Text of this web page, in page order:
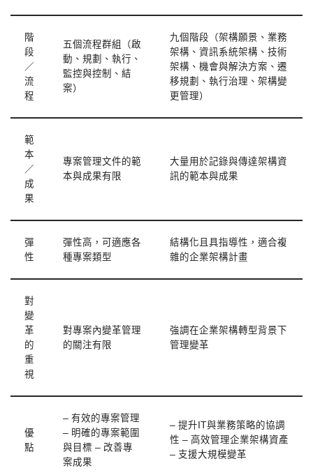
階
段
／
流
程
五個流程群組（啟
動、規劃、執行、
監控與控制、結
案）
九個階段（架構願景、業務
架構、資訊系統架構、技術
架構、機會與解決方案、遷
移規劃、執行治理、架構變
更管理）
範
本
／
成
果
專案管理文件的範
本與成果有限
大量用於記錄與傳達架構資
訊的範本與成果
彈
性
彈性高，可適應各
種專案類型
結構化且具指導性，適合複
雜的企業架構計畫
對
變
革
的
重
視
對專案內變革管理
的關注有限
強調在企業架構轉型背景下
管理變革
優
點
– 有效的專案管理
– 明確的專案範圍
與目標 – 改善專
案成果
– 提升IT與業務策略的協調
性 – 高效管理企業架構資產
– 支援大規模變革